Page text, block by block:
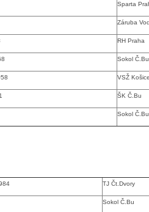
Sparta
Záruba
RH Praha
Sokol Č.Bu
VSŽ
ŠK Č.Bu
Sokol Č.Bu
TJ Čt.Dvory
Sokol Č.Bu